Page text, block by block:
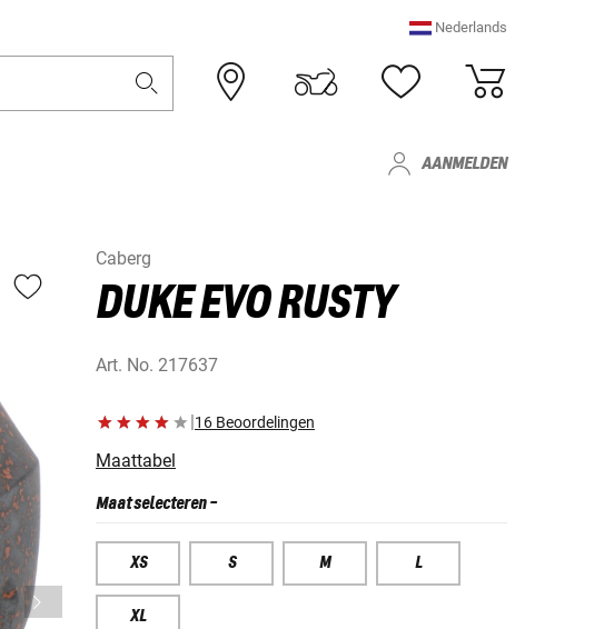
Nederlands
AANMELDEN
Caberg
DUKE EVO RUSTY
Art. No. 217637
|16 Beoordelingen
Maattabel
Maat selecteren-
XS S M L
XL